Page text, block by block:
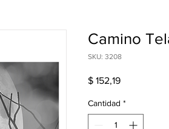
Camino
SKU: 3208
$ 152,19Precio
Cantidad *